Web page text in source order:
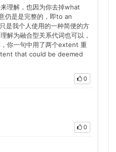
理解，也因为你去掉what
仍是是完整的，即to an
是我个人使用的一种简便的方
解为融合型关系代词也可以，
你一句中用了两个extent 重
that could be deemed
0
0